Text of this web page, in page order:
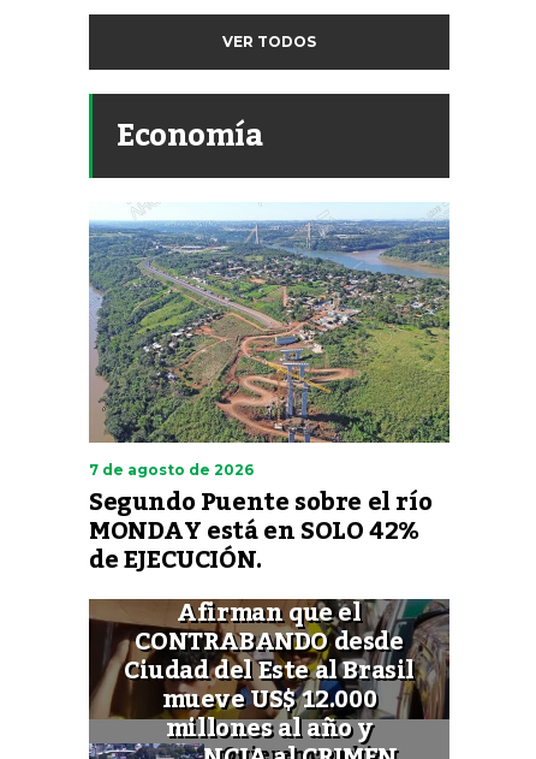
VER TODOS
Economía
7 de agosto de 2026
Segundo Puente sobre el río
MONDAY está en SOLO 42%
de EJECUCIÓN.
Afirman que el
CONTRABANDO desde
Ciudad del Este al Brasil
mueve US$ 12.000
millones al año y